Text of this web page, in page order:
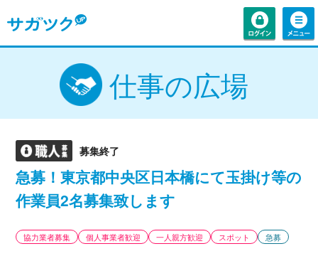
仕事の広場
募集終了
急募！東京都中央区日本橋にて玉掛け等の
作業員2名募集致します
協力業者募集 個人事業者歓迎 一人親方歓迎 スポット 急募